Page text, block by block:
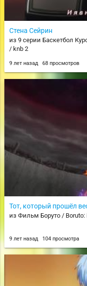
Стена Сейрин
из 9 серии Баскетбол
/ knb 2
9 лет назад 68 просмотров
Тот, который прошёл
из Фильм Боруто / Boruto:
9 лет назад 104 просмотра